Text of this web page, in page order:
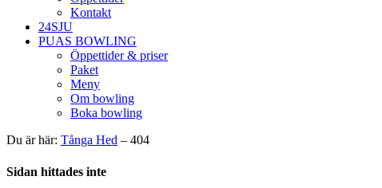
Kontakt
24SJU
PUAS BOWLING
Öppettider & priser
Paket
Meny
Om bowling
Boka bowling
Du är här: Tånga Hed – 404
Sidan hittades inte